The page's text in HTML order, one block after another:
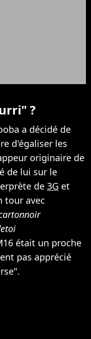
?
a décidé de
d'égaliser les
originaire de
de lui sur le
de 3G et
tour avec
était un proche
pas apprécié